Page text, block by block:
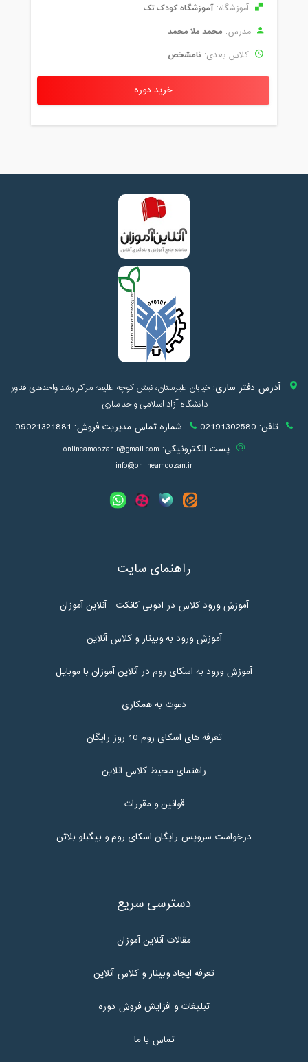
آموزشگاه: آموزشگاه کودک تک
مدرس: محمد ملا محمد
کلاس بعدی: نامشخص
خرید دوره
آدرس دفتر ساری:خیابان طبرستان، نبش کوچه طلیعه مرکز رشد واحدهای فناور
دانشگاه آزاد اسلامی واحد ساری
تلفن: 02191302580 شماره تماس مدیریت فروش: 09021321881
پست الکترونیکی: onlineamoozanir@gmail.com
info@onlineamoozan.ir
راهنمای سایت
آموزش ورود کلاس در ادوبی کانکت - آنلاین آموزان
آموزش ورود به وبینار و کلاس آنلاین
آموزش ورود به اسکای روم در آنلاین آموزان با موبایل
دعوت به همکاری
تعرفه های اسکای روم 10 روز رایگان
راهنمای محیط کلاس آنلاین
قوانین و مقررات
درخواست سرویس رایگان اسکای روم و بیگبلو بلاتن
دسترسی سریع
مقالات آنلاین آموزان
تعرفه ایجاد وبینار و کلاس آنلاین
تبلیغات و افزایش فروش دوره
تماس با ما